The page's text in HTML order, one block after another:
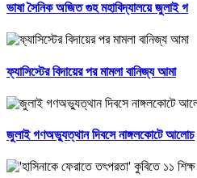
ভাষা সৈনিক অজিত গুহ মহাবিদ্যালয়ে জুলাই গ
ফ্যাসিস্টের বিদায়ের পর মামলা বানিজ্য আমা
জুলাই গণঅভ্যুত্থান দিবসে নাঙ্গলকোটে আলোচ